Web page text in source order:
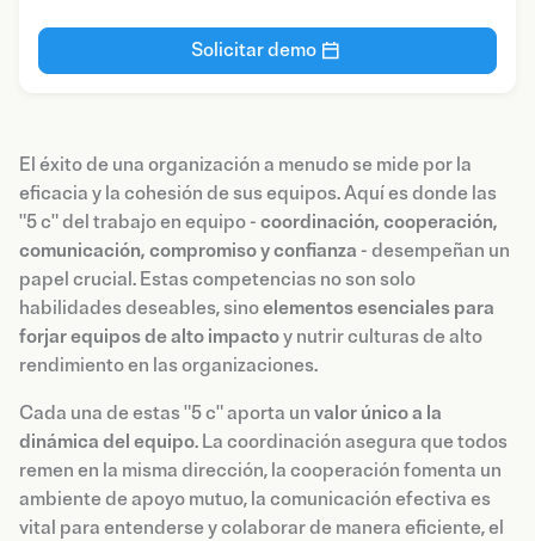
Solicitar demo
El éxito de una organización a menudo se mide por la
eficacia y la cohesión de sus equipos. Aquí es donde las
"5 c" del trabajo en equipo - coordinación, cooperación,
comunicación, compromiso y confianza - desempeñan un
papel crucial. Estas competencias no son solo
habilidades deseables, sinoelementos esenciales para
forjar equipos de alto impactoy nutrir culturas de alto
rendimiento en las organizaciones.
Cada una de estas "5 c" aporta un valor único a la
dinámica del equipo. La coordinación asegura que todos
remen en la misma dirección, la cooperación fomenta un
ambiente de apoyo mutuo, la comunicación efectiva es
vital para entenderse y colaborar de manera eficiente, el